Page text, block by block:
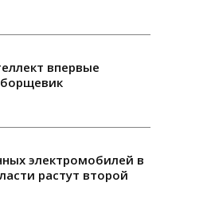
впервые
электромобилей в
растут второй